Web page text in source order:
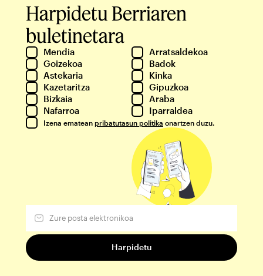
Harpidetu Berriaren
buletinetara
Mendia
Arratsaldekoa
Goizekoa
Badok
Astekaria
Kinka
Kazetaritza
Gipuzkoa
Bizkaia
Araba
Nafarroa
Iparraldea
Izena ematean pribatutasun politika onartzen duzu.